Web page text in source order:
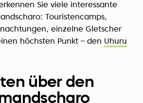
Sie viele interessante
Touristencamps,
einzelne Gletscher
höchsten Punkt – den Uhuru
über den